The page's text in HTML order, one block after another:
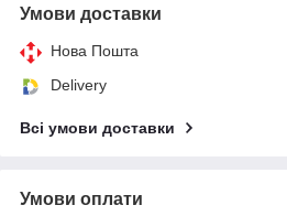
Умови доставки
Нова Пошта
Delivery
Всі умови доставки
Умови оплати